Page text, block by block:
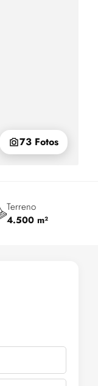
73 Fotos
Terreno
4.500 m²